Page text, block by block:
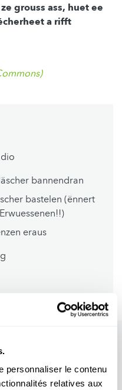
personnaliser le contenu
relatives aux
grouss ass, huet ee
a rifft
bannendran
bastelen (ënnert
eraus